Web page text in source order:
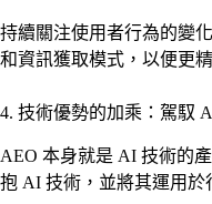
持續關注使用者行為的變
和資訊獲取模式，以便更
4. 技術優勢的加乘：駕馭
AEO 本身就是 AI 技術的
抱 AI 技術，並將其運用於